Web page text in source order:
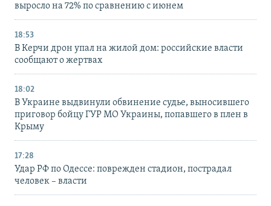
выросло на 72% по сравнению с июнем
18:53
В Керчи дрон упал на жилой дом: российские власти
сообщают о жертвах
18:02
В Украине выдвинули обвинение судье, выносившего
приговор бойцу ГУР МО Украины, попавшего в плен в
Крыму
17:28
Удар РФ по Одессе: поврежден стадион, пострадал
человек – власти